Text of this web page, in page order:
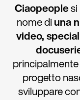
Ciaopeople
nome diuna
video,
principalmente
progetto
sviluppare